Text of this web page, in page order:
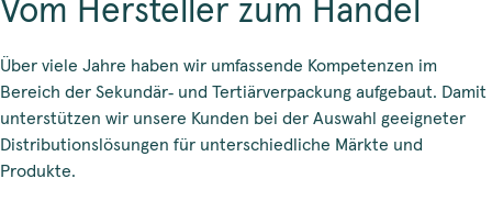
Vom Hersteller zum Handel
Über viele Jahre haben wir umfassende Kompetenzen im
Bereich der Sekundär‑ und Tertiärverpackung aufgebaut. Damit
unterstützen wir unsere Kunden bei der Auswahl geeigneter
Distributionslösungen für unterschiedliche Märkte und
Produkte.